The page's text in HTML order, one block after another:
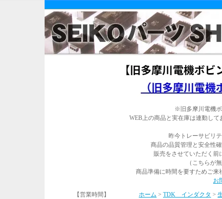
※旧多摩川電機
WEB上の商品と実在庫は連動し
昨今トレーサビリ
商品の品質管理と安全性
販売をさせていただく前
（こちらが
商品準備に時間を要すためご来
お
【営業時間】
ホーム > TDK インダクタ >